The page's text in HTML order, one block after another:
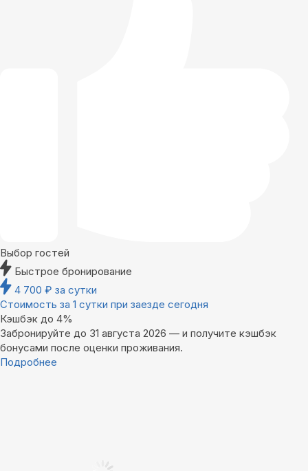
Выбор гостей
Быстрое бронирование
4 700 ₽ за сутки
Стоимость за 1 сутки при заезде сегодня
Кэшбэк до 4%
Забронируйте до 31 августа 2026 — и получите кэшбэк
бонусами после оценки проживания.
Подробнее